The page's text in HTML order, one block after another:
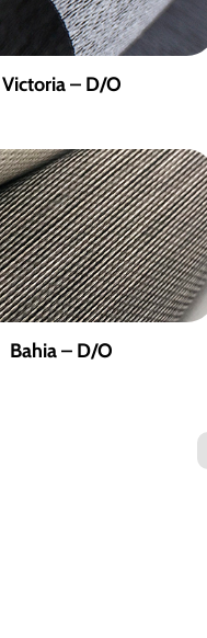
Victoria – D/O
Bahia – D/O